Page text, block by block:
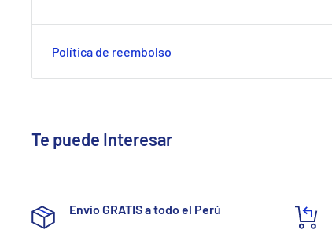
Política de reembolso
Te puede Interesar
Envío GRATIS a todo el Perú